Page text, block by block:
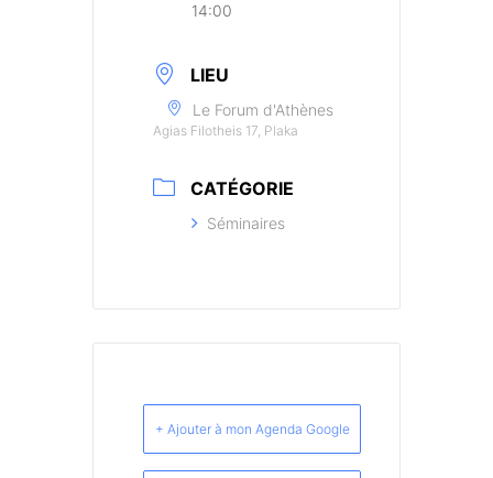
14:00
LIEU
Le Forum d'Athènes
Agias Filotheis 17, Plaka
CATÉGORIE
Séminaires
+ Ajouter à mon Agenda Google